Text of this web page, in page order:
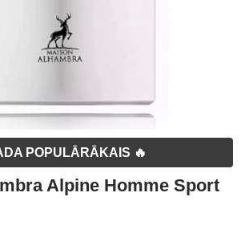
POPULĀRĀKAIS 🔥
Alpine Homme Sport